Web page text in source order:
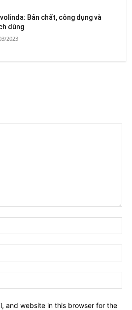
Bản chất, công dụng và
dùng
2023
and website in this browser for the